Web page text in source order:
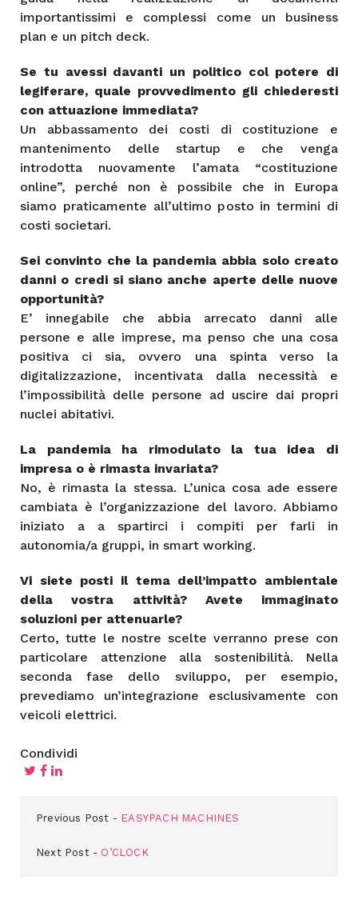
importantissimi e complessi come un business
plan e un pitch deck.
Se tu avessi davanti un politico col potere di
legiferare, quale provvedimento gli chiederesti
con attuazione immediata?
Un abbassamento dei costi di costituzione e
mantenimento delle startup e che venga
introdotta nuovamente l’amata “costituzione
online”, perché non è possibile che in Europa
siamo praticamente all’ultimo posto in termini di
costi societari.
Sei convinto che la pandemia abbia solo creato
danni o credi si siano anche aperte delle nuove
opportunità?
E’ innegabile che abbia arrecato danni alle
persone e alle imprese, ma penso che una cosa
positiva ci sia, ovvero una spinta verso la
digitalizzazione, incentivata dalla necessità e
l’impossibilità delle persone ad uscire dai propri
nuclei abitativi.
La pandemia ha rimodulato la tua idea di
impresa o è rimasta invariata?
No, è rimasta la stessa. L’unica cosa ade essere
cambiata è l’organizzazione del lavoro. Abbiamo
iniziato a a spartirci i compiti per farli in
autonomia/a gruppi, in smart working.
Vi siete posti il tema dell’impatto ambientale
della vostra attività? Avete immaginato
soluzioni per attenuarle?
Certo, tutte le nostre scelte verranno prese con
particolare attenzione alla sostenibilità. Nella
seconda fase dello sviluppo, per esempio,
prevediamo un’integrazione esclusivamente con
veicoli elettrici.
Condividi
Previous Post EASYPACH MACHINES
Next Post O’CLOCK